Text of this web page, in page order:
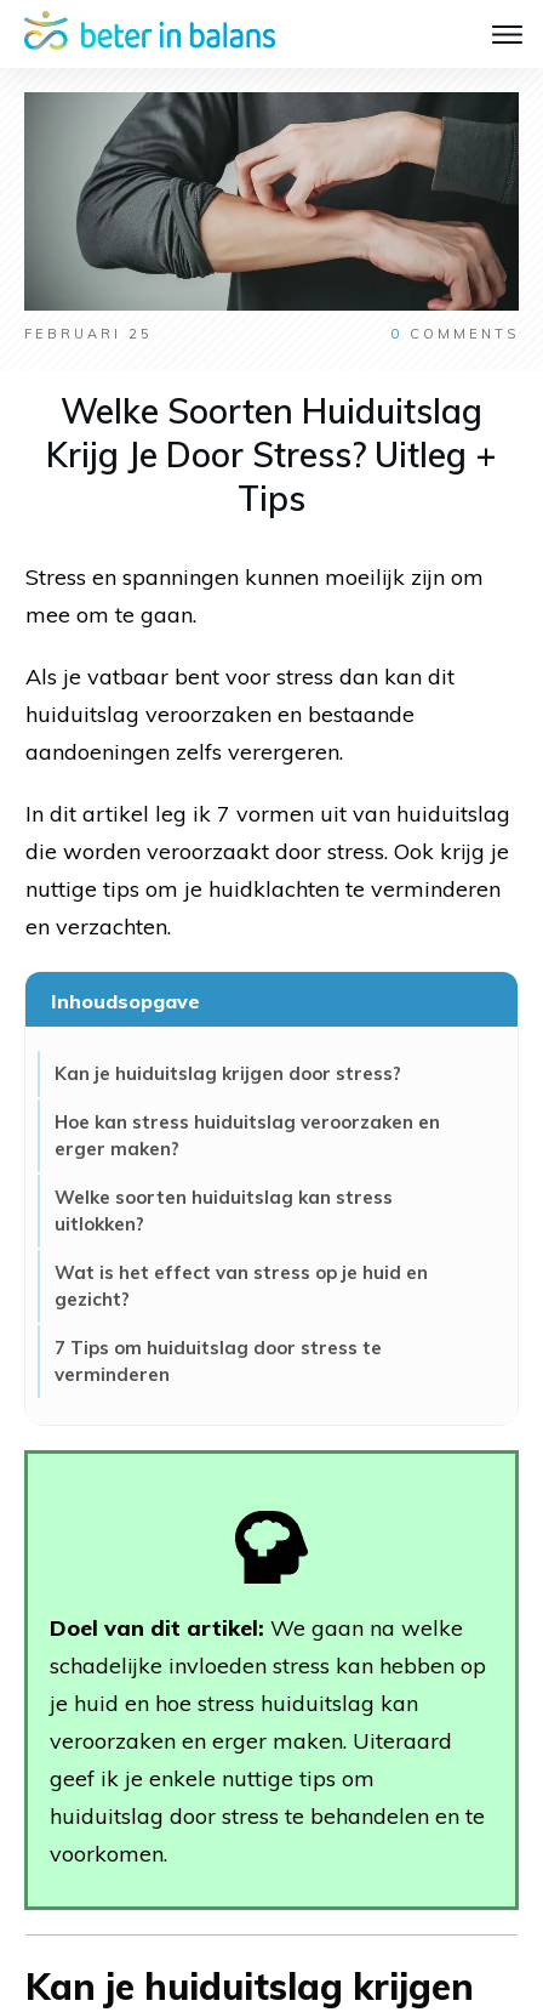
FEBRUARI 25 0 COMMENTS
Welke Soorten Huiduitslag
Krijg Je Door Stress? Uitleg +
Tips
Stress en spanningen kunnen moeilijk zijn om
mee om te gaan.
Als je vatbaar bent voor stress dan kan dit
huiduitslag veroorzaken en bestaande
aandoeningen zelfs verergeren.
In dit artikel leg ik 7 vormen uit van huiduitslag
die worden veroorzaakt door stress. Ook krijg je
nuttige tips om je huidklachten te verminderen
en verzachten.
Inhoudsopgave
Kan je huiduitslag krijgen door stress?
Hoe kan stress huiduitslag veroorzaken en
erger maken?
Welke soorten huiduitslag kan stress
uitlokken?
Wat is het effect van stress op je huid en
gezicht?
7 Tips om huiduitslag door stress te
verminderen
Doel van dit artikel: We gaan na welke
schadelijke invloeden stress kan hebben op
je huid en hoe stress huiduitslag kan
veroorzaken en erger maken. Uiteraard
geef ik je enkele nuttige tips om
huiduitslag door stress te behandelen en te
voorkomen.
Kan je huiduitslag krijgen